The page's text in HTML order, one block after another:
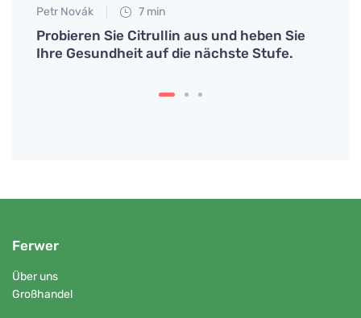
Petr Novák 7 min
Probieren Sie Citrullin aus und heben Sie
Ihre Gesundheit auf die nächste Stufe.
Ferwer
Über uns
Großhandel